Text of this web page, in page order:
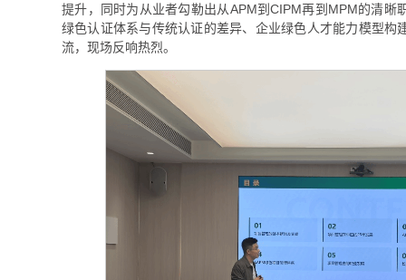
提升，同时为从业者勾勒出从APM到CIPM再到MPM的清晰
绿色认证体系与传统认证的差异、企业绿色人才能力模型构
流，现场反响热烈。